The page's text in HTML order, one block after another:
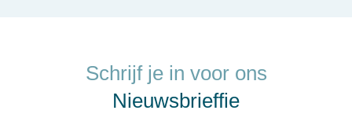
Schrijf je in voor ons
Nieuwsbrieffie